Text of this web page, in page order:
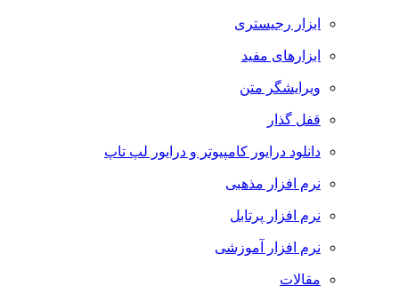
ابزار رجیستری
ابزارهای مفید
ویرایشگر متن
قفل گذار
دانلود درایور کامپیوتر و درایور لپ تاپ
نرم افزار مذهبی
نرم افزار پرتابل
نرم افزار آموزشی
مقالات